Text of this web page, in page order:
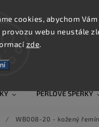
cookies, abychom
provozu webu neustále
zde.
SE REGISTRUJTE
PERLOVÉ ŠPERKY
/ WB008-20 - kožený